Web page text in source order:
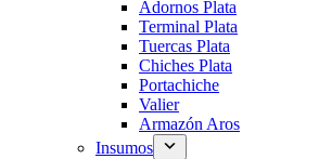
Adornos Plata
Terminal Plata
Tuercas Plata
Chiches Plata
Portachiche
Valier
Armazón Aros
Insumos